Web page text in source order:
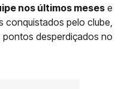
nos últimos meses e
pelo clube,
desperdiçados no